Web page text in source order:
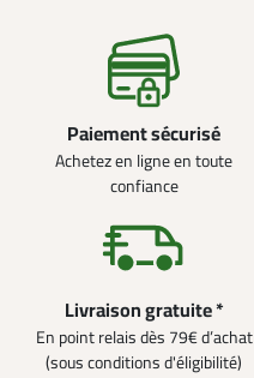
Paiement sécurisé
Achetez en ligne en toute
confiance
Livraison gratuite *
En point relais dès 79€ d’achat
(sous conditions d'éligibilité)